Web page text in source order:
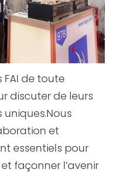
de toute
discuter de leurs
et
essentiels pour
façonner l’avenir